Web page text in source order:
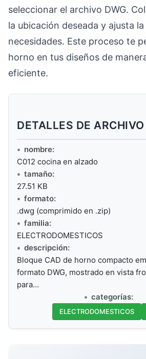
seleccionar el archivo DWG.
la ubicación deseada y ajusta
necesidades. Este proceso te
horno en tus diseños de
eficiente.
DETALLES DE
nombre:
C012 cocina en alzado
tamaño:
27.51 KB
formato:
.dwg (comprimido en .zip)
familia:
ELECTRODOMESTICOS
descripción:
Bloque CAD de horno compacto
formato DWG, mostrado en vista
para…
categorías:
ELECTRODOMESTICOS